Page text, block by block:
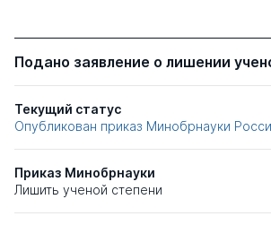
Подано заявление о лишении
Текущий статус
Опубликован приказ Минобрнауки
Приказ Минобрнауки
Лишить ученой степени